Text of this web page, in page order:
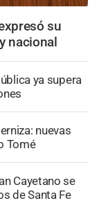
su
nacional
ya supera
nuevas
Tomé
Cayetano se
de Santa Fe